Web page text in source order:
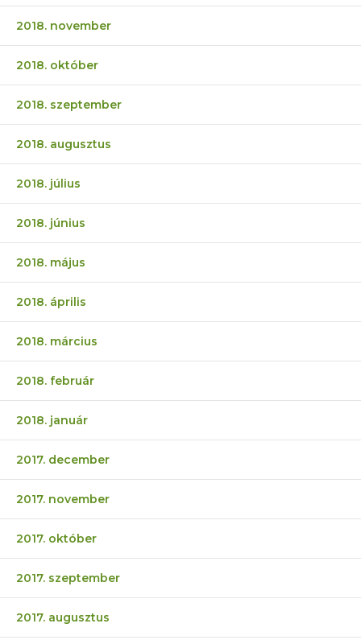
2018. november
2018. október
2018. szeptember
2018. augusztus
2018. július
2018. június
2018. május
2018. április
2018. március
2018. február
2018. január
2017. december
2017. november
2017. október
2017. szeptember
2017. augusztus